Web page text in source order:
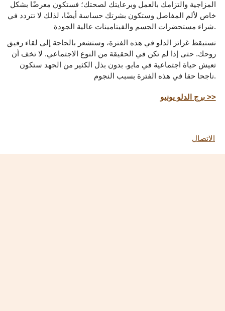
المزاجية والتزامك بالعمل وبرعايتك لصحتك؛ فستكون معرضًا بشكل
خاص لألم المفاصل وستكون بشرتك حساسة أيضًا، لذلك لا تتردد في
شراء مستحضرات الجسم والفيتامينات عالية الجودة.
تستيقظ غرائز الدلو في هذه الفترة، وستشعر بالحاجة إلى لقاء رفيق
روحك. حتى إذا لم تكن في الحقيقة من النوع الاجتماعي. لا تخف أن
تعيش حياة اجتماعية في مايو. بدون بذل الكثير من الجهد ستكون
ناجحا حقا في هذه الفترة بسبب النجوم.
برج الدلو يونيو >>
الاتصال